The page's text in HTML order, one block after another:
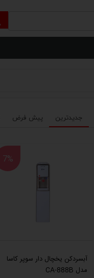
جدیدترین پیش فرض
7%
آبسردکن یخچال دار سوپر کاسا
مدل CA-888B